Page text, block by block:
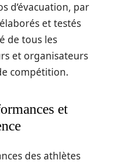
d’évacuation, par
et testés
de tous les
et organisateurs
compétition.
et
des athlètes